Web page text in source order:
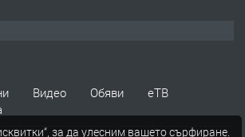
Видео Обяви
еТВ
за да улесним вашето сърфиране.